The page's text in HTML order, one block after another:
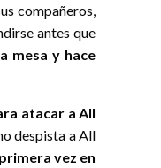
compañeros,
antes que
mesa y hace
atacar a All
despista a All
vez en